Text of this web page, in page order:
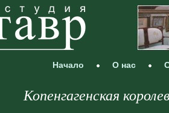
Начало О нас
Копенгагенская